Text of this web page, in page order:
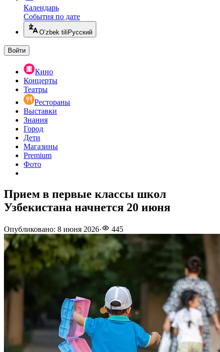
Календарь
События по дате
O’zbek tili Русский
Войти
Кино
Концерты
Театры
Рестораны
Выставки
Знания
Город
Дети
Магазины
Premium
Фото
Прием в первые классы школ
Узбекистана начнется 20 июня
Опубликовано: 8 июня 2026· 445